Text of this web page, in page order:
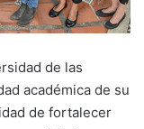
de las
académica de su
de fortalecer